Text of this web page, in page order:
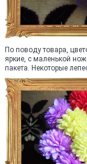
По поводу товара,
яркие, с маленькой
пакета. Некоторые